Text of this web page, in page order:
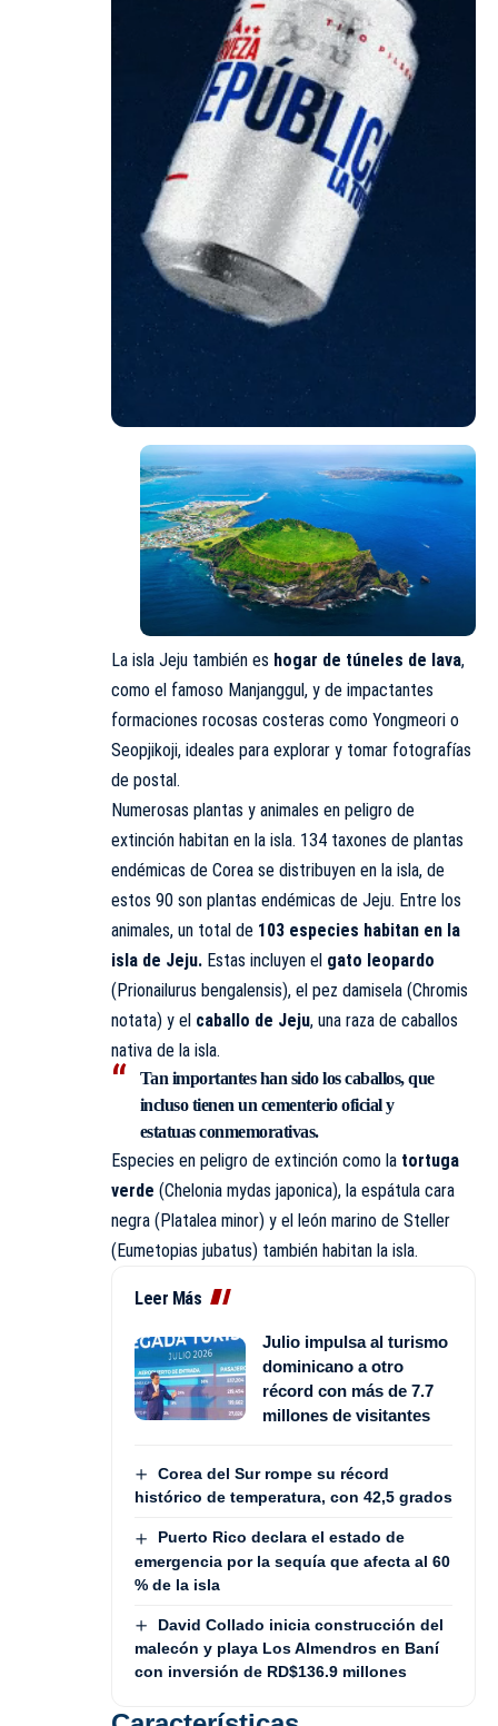
La isla Jeju también es hogar de túneles de lava,
como el famoso Manjanggul, y de impactantes
formaciones rocosas costeras como Yongmeori o
Seopjikoji, ideales para explorar y tomar fotografías
de postal.
Numerosas plantas y animales en peligro de
extinción habitan en la isla. 134 taxones de plantas
endémicas de Corea se distribuyen en la isla, de
estos 90 son plantas endémicas de Jeju. Entre los
animales, un total de 103 especies habitan en la
isla de Jeju. Estas incluyen el gato leopardo
(Prionailurus bengalensis), el pez damisela (Chromis
notata) y el caballo de Jeju, una raza de caballos
nativa de la isla.
Tan importantes han sido los caballos, que
incluso tienen un cementerio oficial y
estatuas conmemorativas.
Especies en peligro de extinción como la tortuga
verde (Chelonia mydas japonica), la espátula cara
negra (Platalea minor) y el león marino de Steller
(Eumetopias jubatus) también habitan la isla.
Leer Más
Julio impulsa al turismo
dominicano a otro
récord con más de 7.7
millones de visitantes
Corea del Sur rompe su récord
histórico de temperatura, con 42,5 grados
Puerto Rico declara el estado de
emergencia por la sequía que afecta al 60
% de la isla
David Collado inicia construcción del
malecón y playa Los Almendros en Baní
con inversión de RD$136.9 millones